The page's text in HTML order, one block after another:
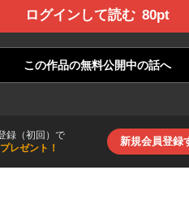
ログインして読む 80pt
この作品の無料公開中の話へ
録（初回）で
レゼント！
新規会員登録